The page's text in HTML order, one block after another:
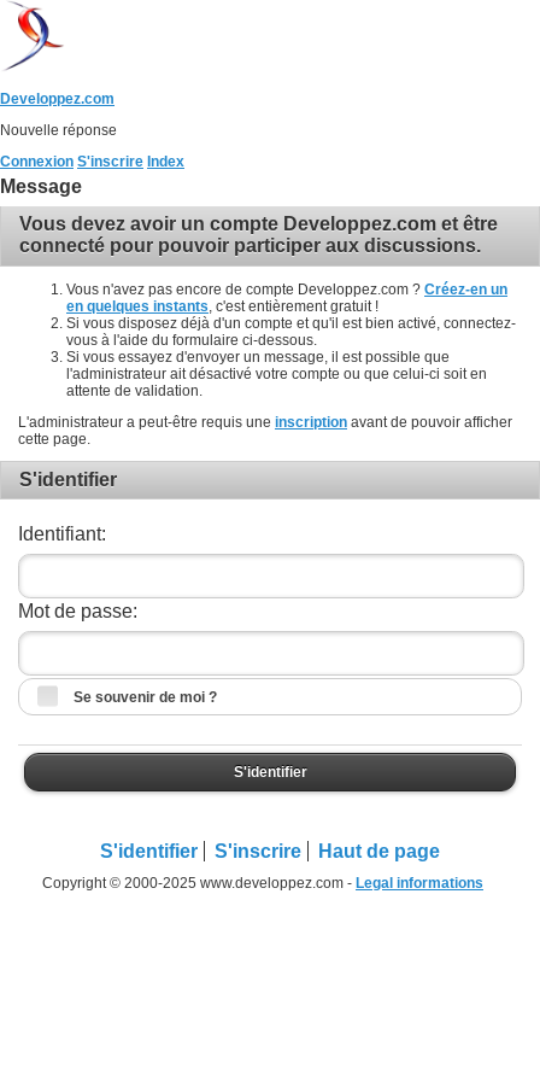
Developpez.com
Nouvelle réponse
Connexion S'inscrire Index
Message
Vous devez avoir un compte Developpez.com et être
connecté pour pouvoir participer aux discussions.
Vous n'avez pas encore de compte Developpez.com ? Créez-en un
en quelques instants , c'est entièrement gratuit !
Si vous disposez déjà d'un compte et qu'il est bien activé, connectez-
vous à l'aide du formulaire ci-dessous.
Si vous essayez d'envoyer un message, il est possible que
l'administrateur ait désactivé votre compte ou que celui-ci soit en
attente de validation.
L'administrateur a peut-être requis une inscription avant de pouvoir afficher
cette page.
S'identifier
Identifiant:
Mot de passe:
Se souvenir de moi ?
S'identifier
S'identifier S'inscrire Haut de page
Copyright © 2000-2025 www.developpez.com - Legal informations